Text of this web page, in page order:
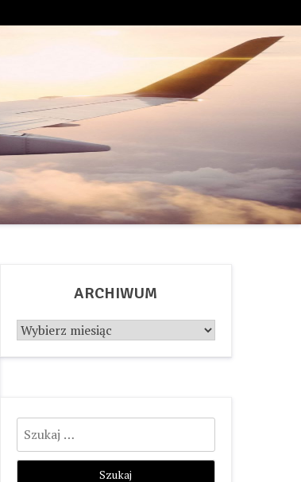
ARCHIWUM
Archiwum
Szukaj: